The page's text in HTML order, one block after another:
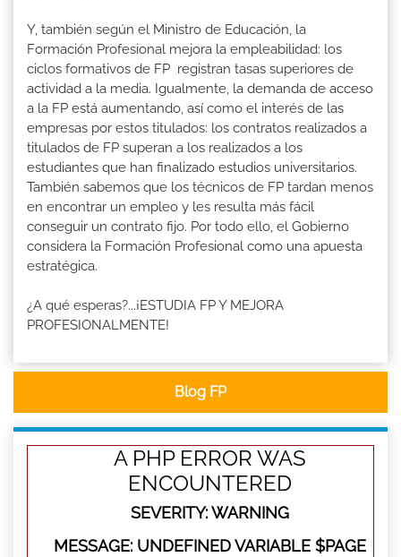
Y, también según el Ministro de Educación, la
Formación Profesional mejora la empleabilidad: los
ciclos formativos de FP registran tasas superiores de
actividad a la media. Igualmente, la demanda de acceso
a la FP está aumentando, así como el interés de las
empresas por estos titulados: los contratos realizados a
titulados de FP superan a los realizados a los
estudiantes que han finalizado estudios universitarios.
También sabemos que los técnicos de FP tardan menos
en encontrar un empleo y les resulta más fácil
conseguir un contrato fijo. Por todo ello, el Gobierno
considera la Formación Profesional como una apuesta
estratégica.
¿A qué esperas?...¡ESTUDIA FP Y MEJORA
PROFESIONALMENTE!
Blog FP
A PHP ERROR WAS
ENCOUNTERED
SEVERITY: WARNING
MESSAGE: UNDEFINED VARIABLE $PAGE